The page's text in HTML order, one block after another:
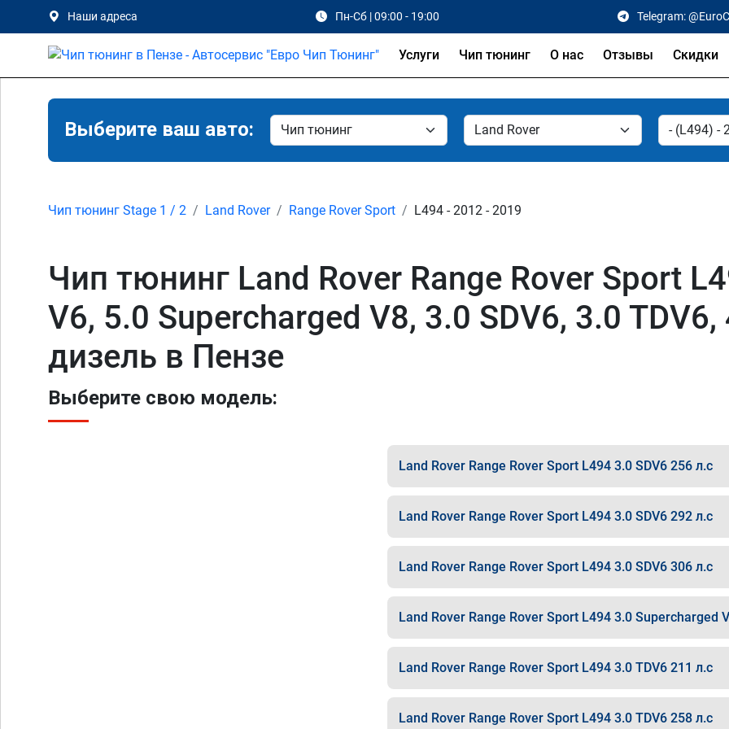
Наши адреса Пн-Сб | 09:00 - 19:00 Telegram:
Услуги Чип тюнинг О нас Отзывы Скидки
Выберите ваш авто:
Чип тюнинг Stage 1 / 2 Land Rover Range Rover Sport L494 - 2012 - 2019
Чип тюнинг Land Rover Range Rover Sport
V6, 5.0 Supercharged V8, 3.0 SDV6, 3.0 TDV6,
дизель в Пензе
Выберите свою модель:
Land Rover Range Rover Sport L494 3.0 SDV6 256 л.с
Land Rover Range Rover Sport L494 3.0 SDV6 292 л.с
Land Rover Range Rover Sport L494 3.0 SDV6 306 л.с
Land Rover Range Rover Sport L494 3.0 Supercharged
Land Rover Range Rover Sport L494 3.0 TDV6 211 л.с
Land Rover Range Rover Sport L494 3.0 TDV6 258 л.с